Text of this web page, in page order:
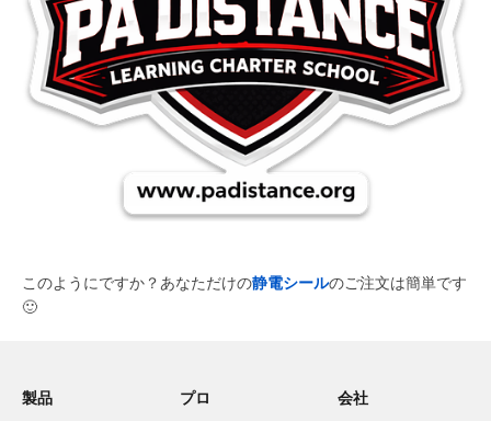
このようにですか？あなただけの静電シールのご注文は簡単です
🙂
製品
プロ
会社